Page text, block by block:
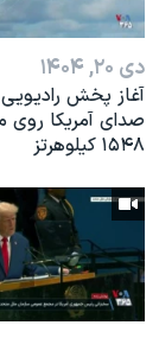
همایش
صفحه‌های ویژه
دی ۲۰, ۱۴۰۴
آغاز پخش رادیویی
صدای آمریکا
۱۵۴۸ کیلوهرتز